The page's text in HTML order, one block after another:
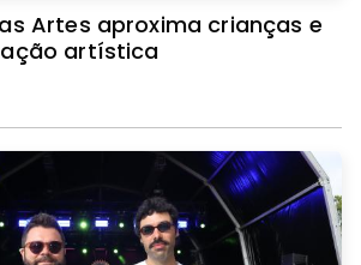
Artes aproxima crianças e
artística